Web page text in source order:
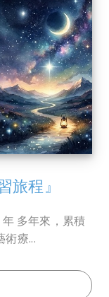
旅程』
年 多年來，累積
術療...